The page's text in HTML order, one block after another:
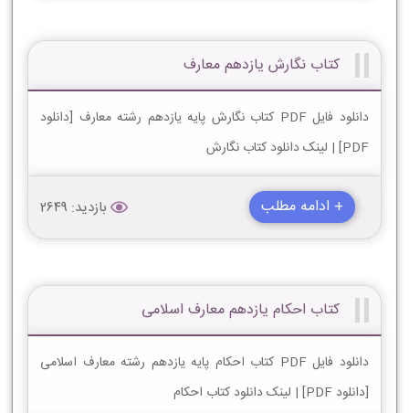
کتاب نگارش یازدهم معارف
دانلود فایل PDF کتاب نگارش پایه یازدهم رشته معارف [دانلود
PDF] | لینک دانلود کتاب نگارش
+ ادامه مطلب بازدید: 2649
کتاب احکام یازدهم معارف اسلامی
دانلود فایل PDF کتاب احکام پایه یازدهم رشته معارف اسلامی
[دانلود PDF] | لینک دانلود کتاب احکام